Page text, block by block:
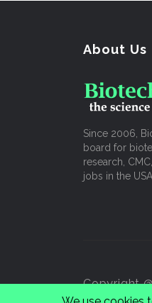
About Us
Since 2006,
board for
research,
jobs in the USA.
Copyright